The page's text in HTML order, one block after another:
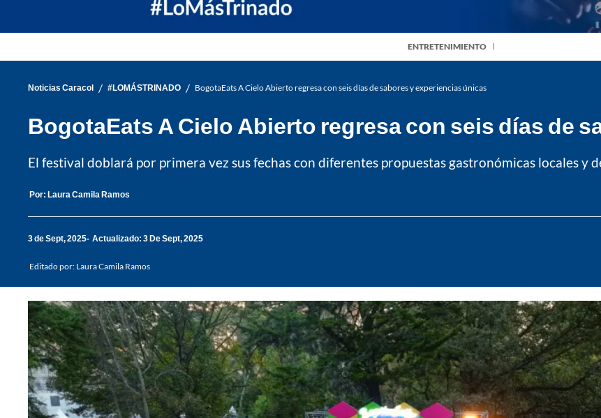
ENTRETENIMIENTO
Noticias Caracol / #LOMÁSTRINADO / BogotaEats A Cielo Abierto regresa con seis días de sabores y experiencias únicas
BogotaEats A Cielo Abierto regresa con seis días de
El festival doblará por primera vez sus fechas con diferentes propuestas gastronómicas locales y
Por: Laura Camila Ramos
3 de Sept, 2025 Actualizado: 3 De Sept, 2025
Editado por: Laura Camila Ramos